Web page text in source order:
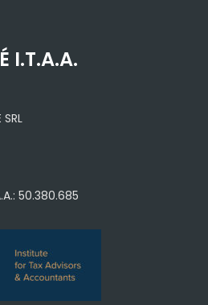
I.T.A.A.
50.380.685